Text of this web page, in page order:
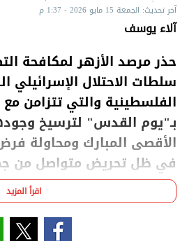
آخر تحديث: الجمعة 15 مايو 2026 - 1:37 م
آلاء يوسف
حذر مرصد الأزهر لمكافحة
الفلسطينية والتي تتزامن
بـ"يوم القدس" لترسيخ
الأقصى المبارك ومحاولة
في ظل تحريض متواصل من
المزعوم على اقتحامه،
الاقتحامات من قبل قوات
اقرأ المزيد